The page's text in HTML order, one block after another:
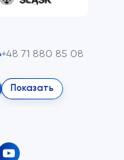
+48 71 880 85 08
Показать